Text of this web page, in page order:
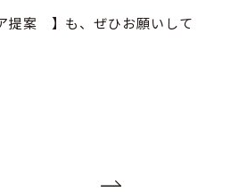
提案 】も、ぜひお願いして